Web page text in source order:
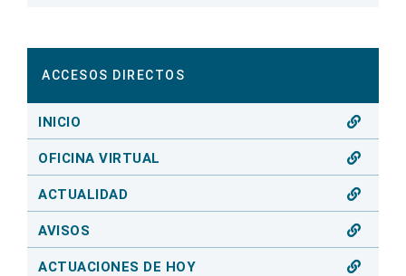
ACCESOS DIRECTOS
INICIO
OFICINA VIRTUAL
ACTUALIDAD
AVISOS
ACTUACIONES DE HOY